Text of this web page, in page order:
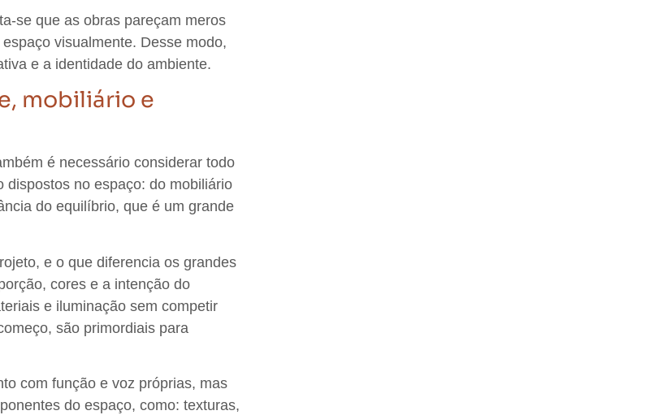
se que as obras pareçam meros
visualmente. Desse modo,
e a identidade do ambiente.
mobiliário e
é necessário considerar todo
dispostos no espaço: do mobiliário
do equilíbrio, que é um grande
, e o que diferencia os grandes
cores e a intenção do
e iluminação sem competir
são primordiais para
com função e voz próprias, mas
do espaço, como: texturas,